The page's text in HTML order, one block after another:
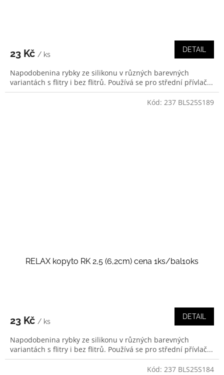
23 Kč / ks
DETAIL
Napodobenina rybky ze silikonu v různých barevných
variantách s flitry i bez flitrů. Používá se pro střední přívlač...
RELAX kopyto RK 2,5 (6,2cm) cena 1ks/bal10ks
23 Kč / ks
DETAIL
Napodobenina rybky ze silikonu v různých barevných
variantách s flitry i bez flitrů. Používá se pro střední přívlač...
Kód: 237 BLS25S189
Kód: 237 BLS25S184